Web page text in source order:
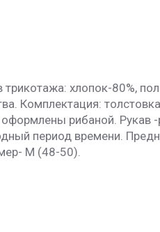
хлопок-80%,
Комплектация:
рибаной. Рукав
период времени.
М (48-50).